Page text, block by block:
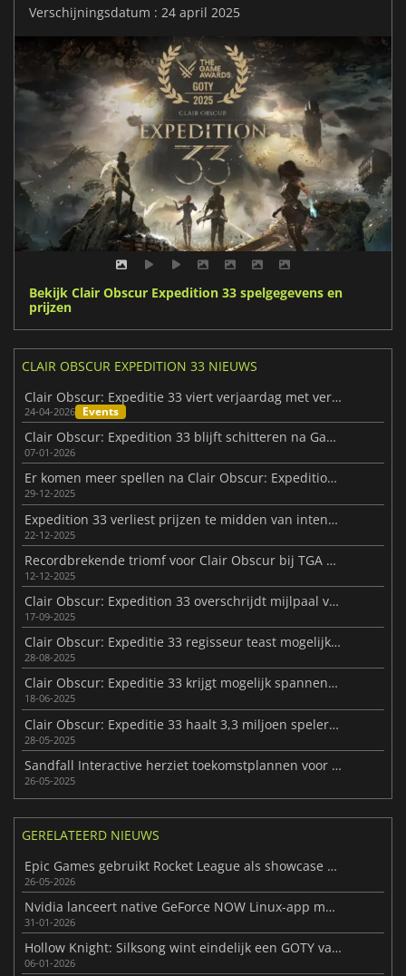
Verschijningsdatum : 24 april 2025
Bekijk Clair Obscur Expedition 33 spelgegevens en
prijzen
CLAIR OBSCUR EXPEDITION 33 NIEUWS
Clair Obscur: Expeditie 33 viert verjaardag met verrassingen
24-04-2026 Events
Clair Obscur: Expedition 33 blijft schitteren na Game van het Jaar
07-01-2026
Er komen meer spellen na Clair Obscur: Expedition 33
29-12-2025
Expedition 33 verliest prijzen te midden van intense AI controverse
22-12-2025
Recordbrekende triomf voor Clair Obscur bij TGA 2025
12-12-2025
Clair Obscur: Expedition 33 overschrijdt mijlpaal van 4,4 miljoen verkopen
17-09-2025
Clair Obscur: Expeditie 33 regisseur teast mogelijke DLC
28-08-2025
Clair Obscur: Expeditie 33 krijgt mogelijk spannende nieuwe content
18-06-2025
Clair Obscur: Expeditie 33 haalt 3,3 miljoen spelers in 33 dagen
28-05-2025
Sandfall Interactive herziet toekomstplannen voor Clair Obscur: Expedition 33
26-05-2025
GERELATEERD NIEUWS
Epic Games gebruikt Rocket League als showcase voor UE6
26-05-2026
Nvidia lanceert native GeForce NOW Linux-app met DLSS en ray tracing
31-01-2026
Hollow Knight: Silksong wint eindelijk een GOTY van Expeditie 33
06-01-2026